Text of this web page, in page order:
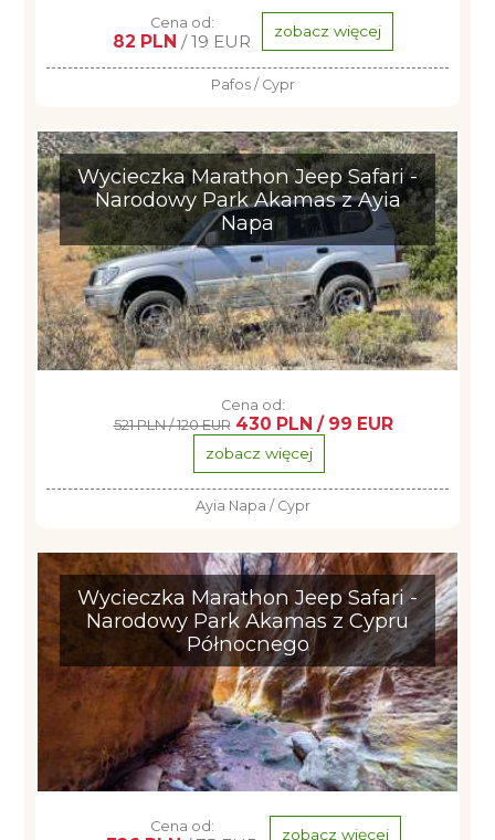
Cena od:
82 PLN / 19 EUR zobacz więcej
Pafos / Cypr
Wycieczka Marathon Jeep Safari -
Narodowy Park Akamas z Ayia
Napa
Cena od:
521 PLN / 120 EUR 430 PLN / 99 EUR
zobacz więcej
Ayia Napa / Cypr
Wycieczka Marathon Jeep Safari -
Narodowy Park Akamas z Cypru
Północnego
Cena od: zobacz więcej